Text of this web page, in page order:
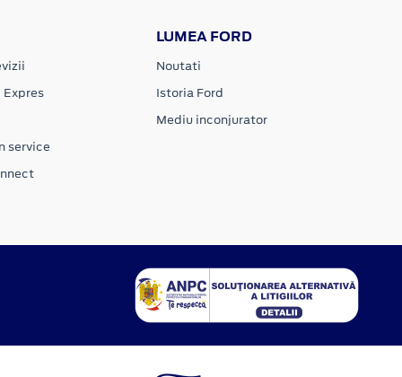
Expres
service
LUMEA FORD
Noutati
Istoria Ford
Mediu inconjurator